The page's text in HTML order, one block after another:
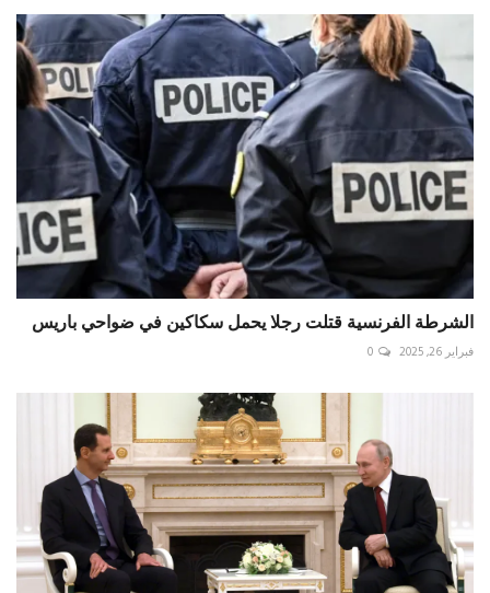
الشرطة الفرنسية قتلت رجلا يحمل سكاكين في ضواحي باريس
فبراير 26, 2025 0